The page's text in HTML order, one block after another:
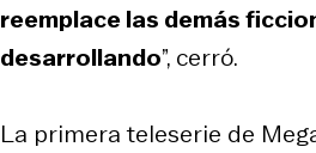
reemplace las demás
desarrollando”, cerró.
La primera teleserie de